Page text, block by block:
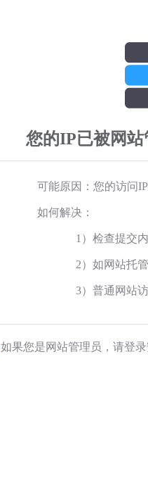
您的IP已被网
可能原因：您的访问
如何解决：
1）检查提交
2）如网站托
3）普通网站
如果您是网站管理员，请登